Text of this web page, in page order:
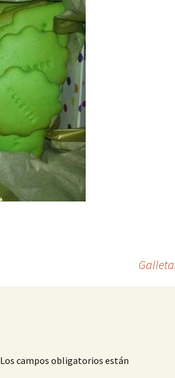
Los campos obligatorios están